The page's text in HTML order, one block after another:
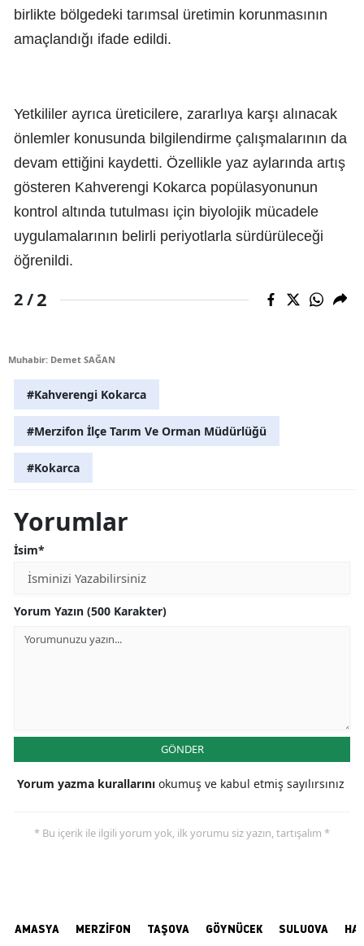
birlikte bölgedeki tarımsal üretimin korunmasının
amaçlandığı ifade edildi.
Yetkililer ayrıca üreticilere, zararlıya karşı alınacak
önlemler konusunda bilgilendirme çalışmalarının da
devam ettiğini kaydetti. Özellikle yaz aylarında artış
gösteren Kahverengi Kokarca popülasyonunun
kontrol altında tutulması için biyolojik mücadele
uygulamalarının belirli periyotlarla sürdürüleceği
öğrenildi.
2 /2
Muhabir: Demet SAĞAN
#Kahverengi Kokarca
#Merzifon İlçe Tarım Ve Orman Müdürlüğü
#Kokarca
Yorumlar
İsim*
Yorum Yazın (500 Karakter)
GÖNDER
Yorum yazma kurallarını okumuş ve kabul etmiş sayılırsınız
* Bu içerik ile ilgili yorum yok, ilk yorumu siz yazın, tartışalım *
AMASYA MERZİFON TAŞOVA GÖYNÜCEK SULUOVA